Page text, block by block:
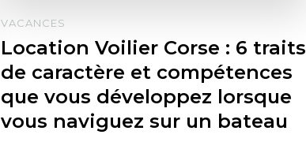
VACANCES
Location Voilier Corse : 6 traits
de caractère et compétences
que vous développez lorsque
vous naviguez sur un bateau